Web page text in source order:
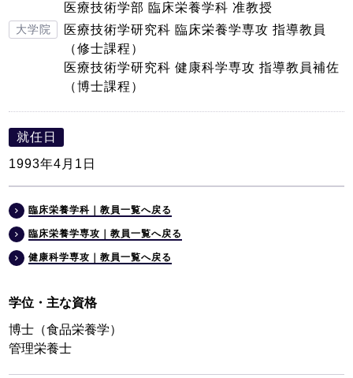
医療技術学部 臨床栄養学科 准教授
大学院
医療技術学研究科 臨床栄養学専攻 指導教員
（修士課程）
医療技術学研究科 健康科学専攻 指導教員補佐
（博士課程）
就任日
1993年4月1日
臨床栄養学科｜教員一覧へ戻る
臨床栄養学専攻｜教員一覧へ戻る
健康科学専攻｜教員一覧へ戻る
学位・主な資格
博士（食品栄養学）
管理栄養士